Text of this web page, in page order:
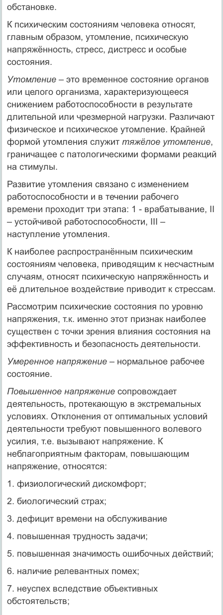
обстановке.
К психическим состояниям человека относят,
главным образом, утомление, психическую
напряжённость, стресс, дистресс и особые
состояния.
Утомление – это временное состояние органов
или целого организма, характеризующееся
снижением работоспособности в результате
длительной или чрезмерной нагрузки. Различают
физическое и психическое утомление. Крайней
формой утомления служит тяжёлое утомление,
граничащее с патологическими формами реакций
на стимулы.
Развитие утомления связано с изменением
работоспособности и в течении рабочего
времени проходит три этапа: 1 - врабатывание, ΙΙ
– устойчивой работоспособности, ΙΙΙ –
наступление утомления.
К наиболее распространённым психическим
состояниям человека, приводящим к несчастным
случаям, относят психическую напряжённость и
её длительное воздействие приводит к стрессам.
Рассмотрим психические состояния по уровню
напряжения, т.к. именно этот признак наиболее
существен с точки зрения влияния состояния на
эффективность и безопасность деятельности.
Умеренное напряжение– нормальное рабочее
состояние.
Повышенное напряжение сопровождает
деятельность, протекающую в экстремальных
условиях. Отклонения от оптимальных условий
деятельности требуют повышенного волевого
усилия, т.е. вызывают напряжение. К
неблагоприятным факторам, повышающим
напряжение, относятся:
1. физиологический дискомфорт;
2. биологический страх;
3. дефицит времени на обслуживание
4. повышенная трудность задачи;
5. повышенная значимость ошибочных действий;
6. наличие релевантных помех;
7. неуспех вследствие объективных
обстоятельств;